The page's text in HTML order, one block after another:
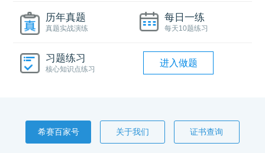
历年真题
真题实战演练
每日一练
每天10题练习
习题练习
核心知识点练习
进入做题
希赛百家号 关于我们 证书查询